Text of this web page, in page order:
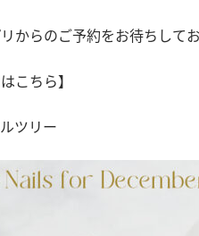
からのご予約をお待ちして
こちら】
ツリー